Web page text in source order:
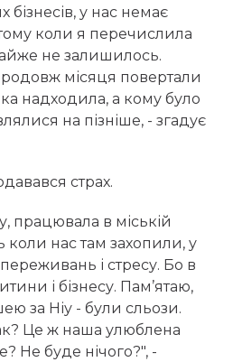
бізнесів, у нас немає
коли я перечислила
не залишилось.
місяця повертали
надходила, а кому було
на пізніше, - згадує
страх.
працювала в міській
коли нас там захопили, у
і стресу. Бо в
і бізнесу. Пам’ятаю,
за Ніу - були сльози.
Це ж наша улюблена
Не буде нічого?", -